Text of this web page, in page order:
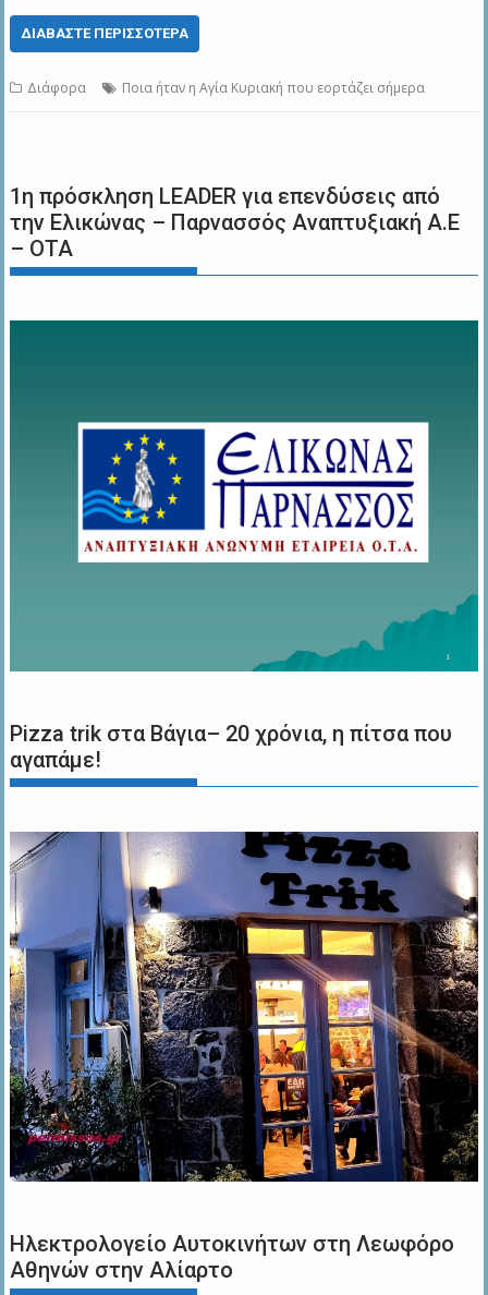
ΔΙΑΒΆΣΤΕ ΠΕΡΙΣΣΌΤΕΡΑ
Διάφορα Ποια ήταν η Αγία Κυριακή που εορτάζει σήμερα
1η πρόσκληση LEADER για επενδύσεις από
την Ελικώνας – Παρνασσός Αναπτυξιακή Α.Ε
– ΟΤΑ
Pizza trik στα Βάγια– 20 χρόνια, η πίτσα που
αγαπάμε!
Ηλεκτρολογείο Αυτοκινήτων στη Λεωφόρο
Αθηνών στην Αλίαρτο